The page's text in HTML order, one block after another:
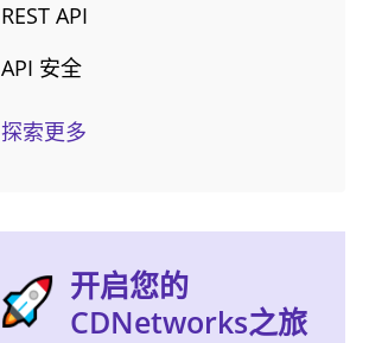
REST API
API 安全
探索更多
开启您的
CDNetworks之旅